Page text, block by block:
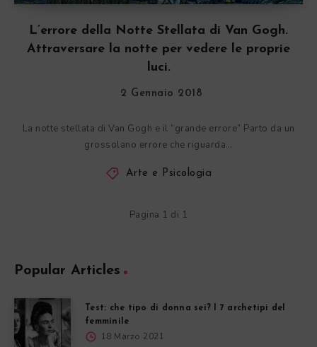
L’errore della Notte Stellata di Van Gogh.
Attraversare la notte per vedere le proprie
luci.
2 Gennaio 2018
La notte stellata di Van Gogh e il “grande errore” Parto da un
grossolano errore che riguarda…
Arte e Psicologia
Pagina 1 di 1
Popular Articles
Test: che tipo di donna sei? I 7 archetipi del
femminile
18 Marzo 2021